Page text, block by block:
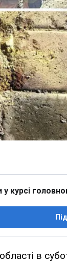
курсі
в